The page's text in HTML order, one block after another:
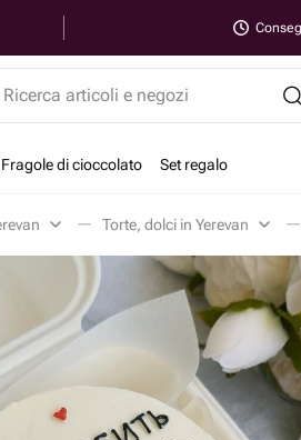
Ricerca articoli e negozi
Fragole di cioccolato Set regalo
Torte, dolci in Yerevan